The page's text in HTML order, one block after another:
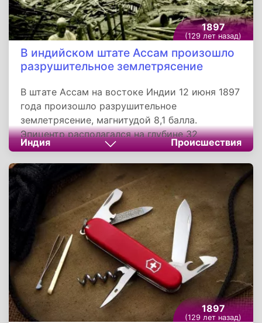
1897
(129 лет назад)
В индийском штате Ассам произошло
разрушительное землетрясение
В штате Ассам на востоке Индии 12 июня 1897
года произошло разрушительное
землетрясение, магнитудой 8,1 балла.
Эпицентр располагался на глубине 32
километров. Подземные толчки оставили в
руинах каменные здания на площади 390 000
квадратных километров, а всего затронуло
населенные пункты от Бирмы до Нью-Дели.
Учитывая масштабы землетрясения,
смертность была не так высока, погибло не
более 1 500 человек, но материальный ущерб
был катастрофическим.
Индия Происшествия
1897
(129 лет назад)